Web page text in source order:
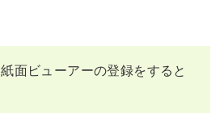
面ビューアーの登録をすると